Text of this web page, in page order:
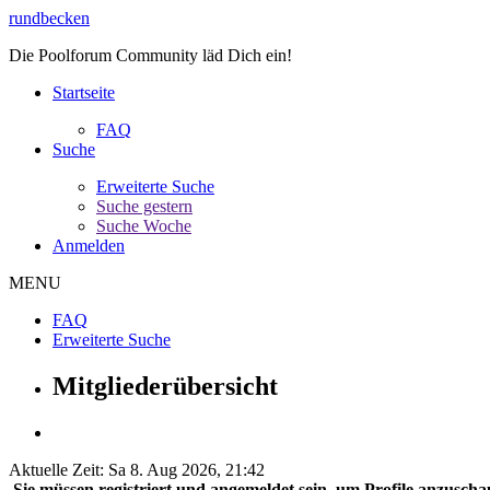
rundbecken
Die Poolforum Community läd Dich ein!
Startseite
FAQ
Suche
Erweiterte Suche
Suche gestern
Suche Woche
Anmelden
MENU
FAQ
Erweiterte Suche
Mitgliederübersicht
Aktuelle Zeit: Sa 8. Aug 2026, 21:42